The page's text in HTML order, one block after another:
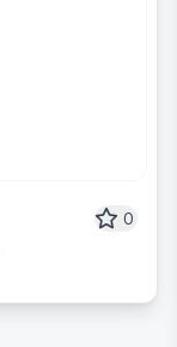
0